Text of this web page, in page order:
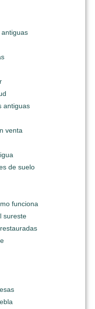
antiguas
venta
de suelo
funciona
sureste